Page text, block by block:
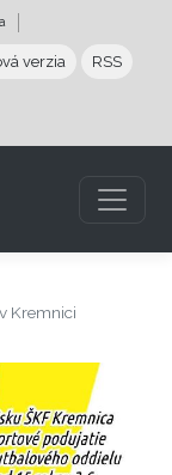
verzia RSS
Kremnici